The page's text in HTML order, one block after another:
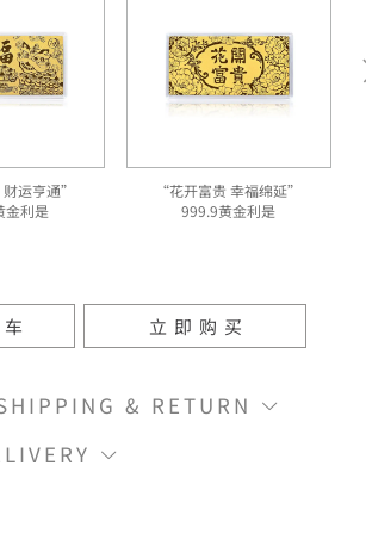
运亨通”
金利是
“花开富贵 幸福绵延”
999.9黄金利是
立即购买
& RETURN